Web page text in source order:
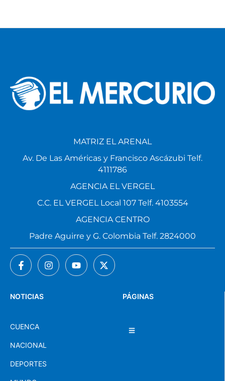
PÁGINAS
NOTICIAS
CUENCA
NACIONAL
DEPORTES
MATRIZ EL ARENAL
Av. De Las Américas y Francisco Ascázubi Telf.
4111786
AGENCIA EL VERGEL
C.C. EL VERGEL Local 107 Telf. 4103554
AGENCIA CENTRO
Padre Aguirre y G. Colombia Telf. 2824000